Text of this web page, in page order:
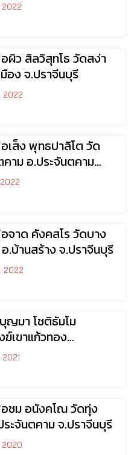
2022
ผิว สิลวิสุทโธ วัดสง่า
อง จ.ปราจีนบุรี
2022
เส็ง พุทธปาลิโต วัด
คาม อ.ประจันตคาม
บุรี
จาด คังคสโร วัดบาง
อ.บ้านสร้าง จ.ปราจีนบุรี
2022
ญมา โชติธัมโม
ฆ์เขาแก้วทอง
บุรี จ.ปราจีนบุรี
2021
ชม อนังคโณ วัดทุ่ง
ระจันตคาม จ.ปราจีนบุรี
2020